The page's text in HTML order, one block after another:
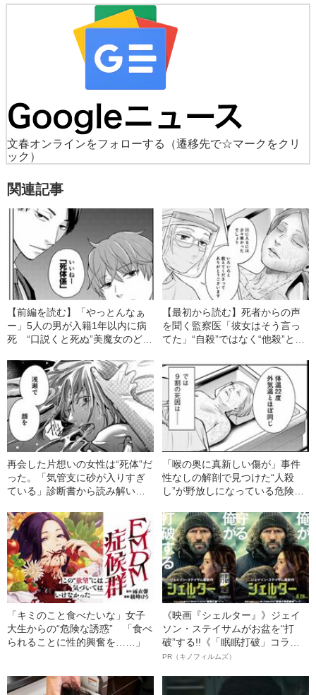
文春オンラインをフォローする
（遷移先で☆マークをクリ
ック）
関連記事
【前編を読む】「やっとんなぁ
ー」5人の男が入籍1年以内に病
死 “口説くと死ぬ”美魔女のどす
【最初から読む】死者からの声
を聞く監察医「彼女はそう言っ
てた」“自殺”ではなく“他殺”と女
再会した片想いの女性は“死体”だ
った。「気管支に砂が入りすぎ
ている」診断書から読み解い
「喉の奥に真新しい傷が」事件
性なしの解剖で見つけた“人殺
し”が野放しになっている危険性
「キミのこと食べたいな」女子
大生からの“危険な誘惑” 「食べ
られることに性的興奮を……」
《映画『シェルター』》ジェイ
ソン・ステイサムがお盆を“打
破”する!!《「眠眠打破」コラ
ボ》
PR（キノフィルムズ）